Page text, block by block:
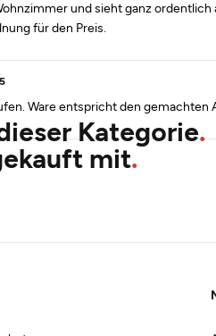
und sieht ganz
für den Preis.
Ware entspricht den
Kategorie
mit